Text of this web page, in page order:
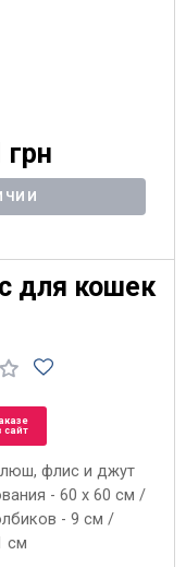
грн
для кошек
сайт
флис и джут
- 60 x 60 см /
- 9 см /
см